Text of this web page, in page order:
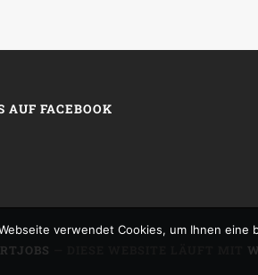
AUF FACEBOOK
— DIESE WEBSITE LÄUFT MIT
verwendet Cookies, um Ihnen